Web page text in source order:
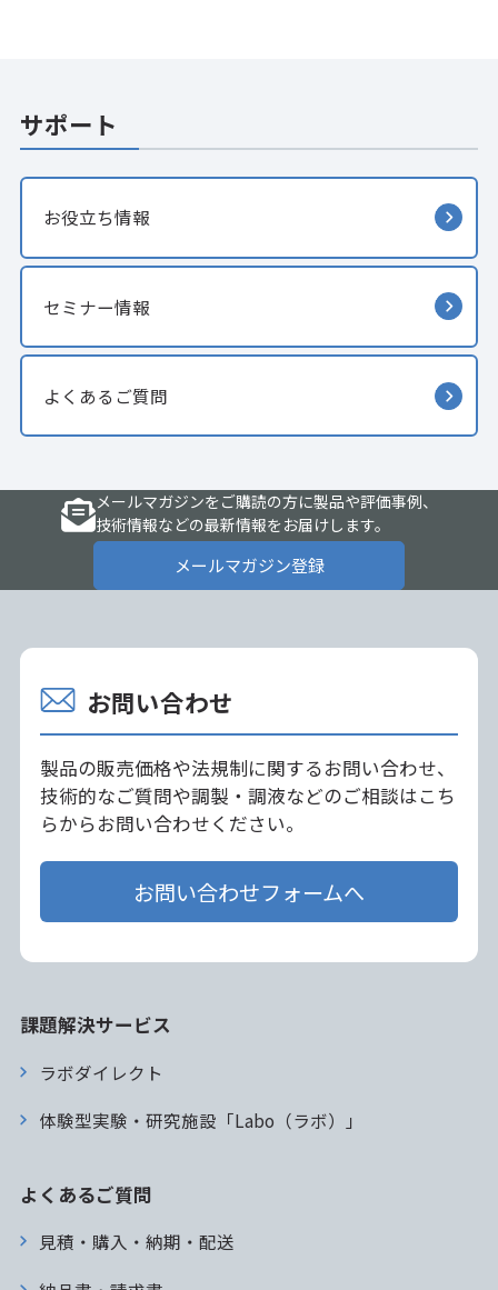
サポート
お役立ち情報
セミナー情報
よくあるご質問
メールマガジンをご購読の方に製品や評価事例、
技術情報などの最新情報をお届けします。
メールマガジン登録
お問い合わせ
製品の販売価格や法規制に関するお問い合わせ、
技術的なご質問や調製・調液などのご相談はこち
らからお問い合わせください。
お問い合わせフォームへ
課題解決サービス
ラボダイレクト
体験型実験・研究施設「Labo（ラボ）」
よくあるご質問
見積・購入・納期・配送